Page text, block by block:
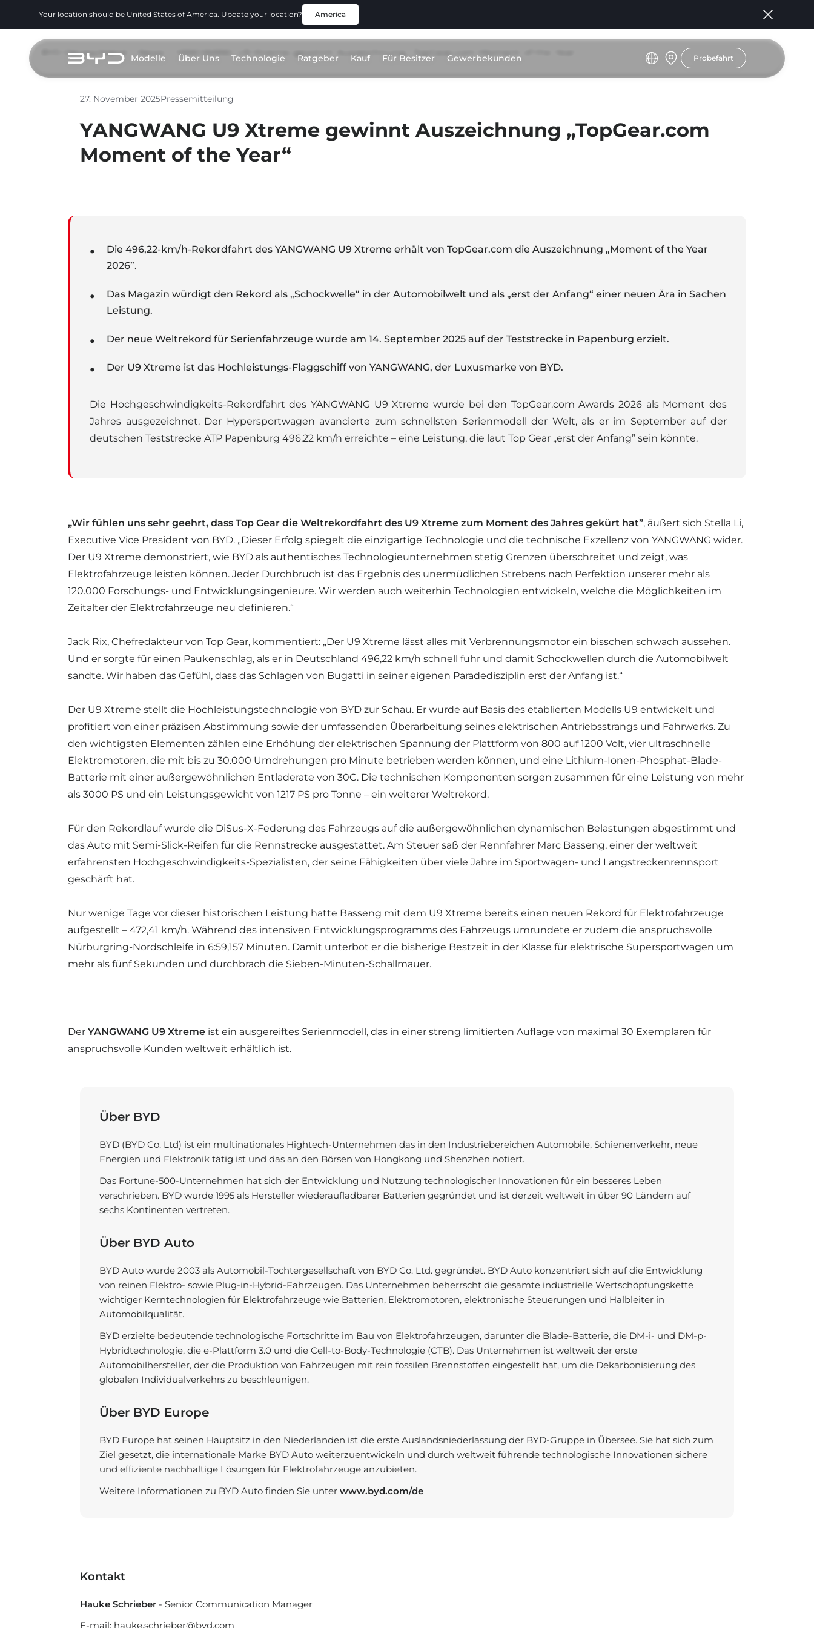
Your location should be United States of America. Update your location? America
Modelle Über Uns Technologie Ratgeber Kauf Für Besitzer Gewerbekunden Probefahrt
BYD Deutschland >News > YANGWANG U9 Xtreme gewinnt Auszeichnung „TopGear.com Moment of the Year“
27. November 2025Pressemitteilung
YANGWANG U9 Xtreme gewinnt Auszeichnung „TopGear.com
Moment of the Year“
Die 496,22-km/h-Rekordfahrt des YANGWANG U9 Xtreme erhält von TopGear.com die Auszeichnung „Moment of the Year
2026”.
Das Magazin würdigt den Rekord als „Schockwelle“ in der Automobilwelt und als „erst der Anfang“ einer neuen Ära in Sachen
Leistung.
Der neue Weltrekord für Serienfahrzeuge wurde am 14. September 2025 auf der Teststrecke in Papenburg erzielt.
Der U9 Xtreme ist das Hochleistungs-Flaggschiff von YANGWANG, der Luxusmarke von BYD.
Die Hochgeschwindigkeits-Rekordfahrt des YANGWANG U9 Xtreme wurde bei den TopGear.com Awards 2026 als Moment des
Jahres ausgezeichnet. Der Hypersportwagen avancierte zum schnellsten Serienmodell der Welt, als er im September auf der
deutschen Teststrecke ATP Papenburg 496,22 km/h erreichte – eine Leistung, die laut Top Gear „erst der Anfang” sein könnte.
„Wir fühlen uns sehr geehrt, dass Top Gear die Weltrekordfahrt des U9 Xtreme zum Moment des Jahres gekürt hat”, äußert sich Stella Li,
Executive Vice President von BYD. „Dieser Erfolg spiegelt die einzigartige Technologie und die technische Exzellenz von YANGWANG wider.
Der U9 Xtreme demonstriert, wie BYD als authentisches Technologieunternehmen stetig Grenzen überschreitet und zeigt, was
Elektrofahrzeuge leisten können. Jeder Durchbruch ist das Ergebnis des unermüdlichen Strebens nach Perfektion unserer mehr als
120.000 Forschungs- und Entwicklungsingenieure. Wir werden auch weiterhin Technologien entwickeln, welche die Möglichkeiten im
Zeitalter der Elektrofahrzeuge neu definieren.“
Jack Rix, Chefredakteur von Top Gear, kommentiert: „Der U9 Xtreme lässt alles mit Verbrennungsmotor ein bisschen schwach aussehen.
Und er sorgte für einen Paukenschlag, als er in Deutschland 496,22 km/h schnell fuhr und damit Schockwellen durch die Automobilwelt
sandte. Wir haben das Gefühl, dass das Schlagen von Bugatti in seiner eigenen Paradedisziplin erst der Anfang ist.“
Der U9 Xtreme stellt die Hochleistungstechnologie von BYD zur Schau. Er wurde auf Basis des etablierten Modells U9 entwickelt und
profitiert von einer präzisen Abstimmung sowie der umfassenden Überarbeitung seines elektrischen Antriebsstrangs und Fahrwerks. Zu
den wichtigsten Elementen zählen eine Erhöhung der elektrischen Spannung der Plattform von 800 auf 1200 Volt, vier ultraschnelle
Elektromotoren, die mit bis zu 30.000 Umdrehungen pro Minute betrieben werden können, und eine Lithium-Ionen-Phosphat-Blade-
Batterie mit einer außergewöhnlichen Entladerate von 30C. Die technischen Komponenten sorgen zusammen für eine Leistung von mehr
als 3000 PS und ein Leistungsgewicht von 1217 PS pro Tonne – ein weiterer Weltrekord.
Für den Rekordlauf wurde die DiSus-X-Federung des Fahrzeugs auf die außergewöhnlichen dynamischen Belastungen abgestimmt und
das Auto mit Semi-Slick-Reifen für die Rennstrecke ausgestattet. Am Steuer saß der Rennfahrer Marc Basseng, einer der weltweit
erfahrensten Hochgeschwindigkeits-Spezialisten, der seine Fähigkeiten über viele Jahre im Sportwagen- und Langstreckenrennsport
geschärft hat.
Nur wenige Tage vor dieser historischen Leistung hatte Basseng mit dem U9 Xtreme bereits einen neuen Rekord für Elektrofahrzeuge
aufgestellt – 472,41 km/h. Während des intensiven Entwicklungsprogramms des Fahrzeugs umrundete er zudem die anspruchsvolle
Nürburgring-Nordschleife in 6:59,157 Minuten. Damit unterbot er die bisherige Bestzeit in der Klasse für elektrische Supersportwagen um
mehr als fünf Sekunden und durchbrach die Sieben-Minuten-Schallmauer.
Der YANGWANG U9 Xtreme ist ein ausgereiftes Serienmodell, das in einer streng limitierten Auflage von maximal 30 Exemplaren für
anspruchsvolle Kunden weltweit erhältlich ist.
Über BYD
BYD (BYD Co. Ltd) ist ein multinationales Hightech-Unternehmen das in den Industriebereichen Automobile, Schienenverkehr, neue
Energien und Elektronik tätig ist und das an den Börsen von Hongkong und Shenzhen notiert.
Das Fortune-500-Unternehmen hat sich der Entwicklung und Nutzung technologischer Innovationen für ein besseres Leben
verschrieben. BYD wurde 1995 als Hersteller wiederaufladbarer Batterien gegründet und ist derzeit weltweit in über 90 Ländern auf
sechs Kontinenten vertreten.
Über BYD Auto
BYD Auto wurde 2003 als Automobil-Tochtergesellschaft von BYD Co. Ltd. gegründet. BYD Auto konzentriert sich auf die Entwicklung
von reinen Elektro- sowie Plug-in-Hybrid-Fahrzeugen. Das Unternehmen beherrscht die gesamte industrielle Wertschöpfungskette
wichtiger Kerntechnologien für Elektrofahrzeuge wie Batterien, Elektromotoren, elektronische Steuerungen und Halbleiter in
Automobilqualität.
BYD erzielte bedeutende technologische Fortschritte im Bau von Elektrofahrzeugen, darunter die Blade-Batterie, die DM-i- und DM-p-
Hybridtechnologie, die e-Plattform 3.0 und die Cell-to-Body-Technologie (CTB). Das Unternehmen ist weltweit der erste
Automobilhersteller, der die Produktion von Fahrzeugen mit rein fossilen Brennstoffen eingestellt hat, um die Dekarbonisierung des
globalen Individualverkehrs zu beschleunigen.
Über BYD Europe
BYD Europe hat seinen Hauptsitz in den Niederlanden ist die erste Auslandsniederlassung der BYD-Gruppe in Übersee. Sie hat sich zum
Ziel gesetzt, die internationale Marke BYD Auto weiterzuentwickeln und durch weltweit führende technologische Innovationen sichere
und effiziente nachhaltige Lösungen für Elektrofahrzeuge anzubieten.
Weitere Informationen zu BYD Auto finden Sie unter www.byd.com/de
Kontakt
Hauke Schrieber - Senior Communication Manager
E-mail: hauke.schrieber@byd.com